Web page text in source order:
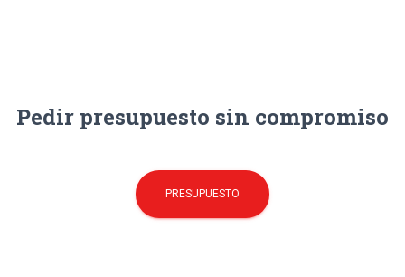
Pedir presupuesto sin compromiso
PRESUPUESTO